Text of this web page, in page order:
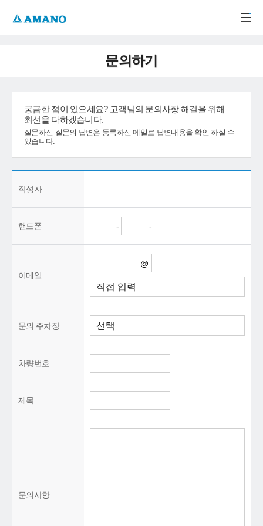
문의하기
궁금한 점이 있으세요? 고객님의 문의사항 해결을 위해
최선을 다하겠습니다.
질문하신 질문의 답변은 등록하신 메일로 답변내용을 확인 하실 수
있습니다.
작성자
핸드폰 - -
이메일
@
문의 주차장
차량번호
제목
문의사항